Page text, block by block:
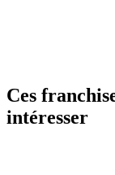
Ces
intéresser